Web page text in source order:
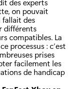
des experts
on pouvait
fallait des
différents
compatibles. La
processus : c’est
prises
facilement les
de handicap